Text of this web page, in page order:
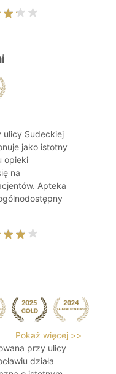
ulicy Sudeckiej
jako istotny
opieki
na
Apteka
Pokaż więcej >>
przy ulicy
działa